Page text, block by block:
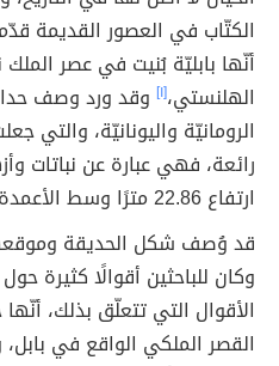
الكتّاب في العصور القديمة
أنّها بابليّة بُنيت في عصر
الهلنستي،[١] وقد ورد وصف
الرومانيّة واليونانيّة، والتي
رائعة، فهي عبارة عن نباتات
ارتفاع 22.86 مترًا وسط الأعمدة والتماثيل.
قد وُصف شكل الحديقة
وكان للباحثين أقوالًا كثيرة
الأقوال التي تتعلّق بذلك،
القصر الملكي الواقع في